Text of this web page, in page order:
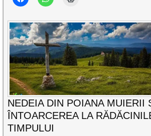
NEDEIA DIN POIANA MUIERII
ÎNTOARCEREA LA
TIMPULUI